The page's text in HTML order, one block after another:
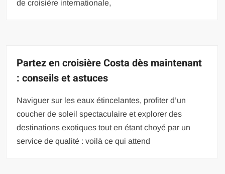
de croisière internationale,
Partez en croisière Costa dès maintenant
: conseils et astuces
Naviguer sur les eaux étincelantes, profiter d’un
coucher de soleil spectaculaire et explorer des
destinations exotiques tout en étant choyé par un
service de qualité : voilà ce qui attend